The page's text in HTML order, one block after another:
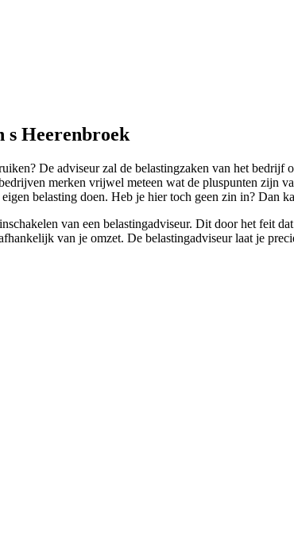
s Heerenbroek
De adviseur zal de belastingzaken van het
merken vrijwel meteen wat de pluspunten zijn
belasting doen. Heb je hier toch geen zin in? Dan
van een belastingadviseur. Dit door het feit
van je omzet. De belastingadviseur laat je